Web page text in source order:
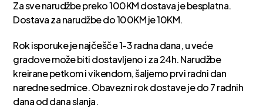
Za sve narudžbe preko 100KM dostava je besplatna.
Dostava za narudžbe do 100KM je 10KM.
Rok isporuke je najčešče 1-3 radna dana, u veće
gradove može biti dostavljeno i za 24h. Narudžbe
kreirane petkom i vikendom, šaljemo prvi radni dan
naredne sedmice. Obavezni rok dostave je do 7 radnih
dana od dana slanja.